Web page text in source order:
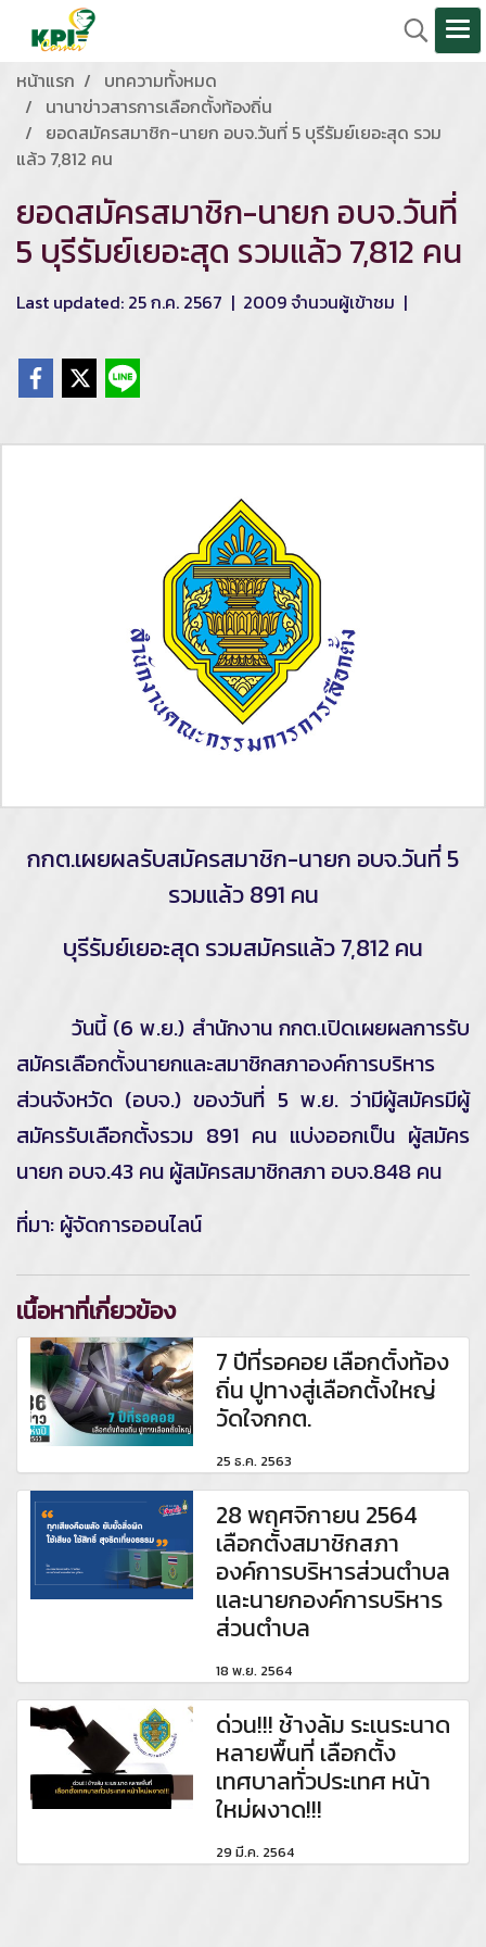
หน้าแรก
บทความทั้งหมด
นานาข่าวสารการเลือกตั้งท้องถิ่น
ยอดสมัครสมาชิก-นายก อบจ.วันที่ 5 บุรีรัมย์เยอะสุด รวม
แล้ว 7,812 คน
ยอดสมัครสมาชิก-นายก อบจ.วันที่
5 บุรีรัมย์เยอะสุด รวมแล้ว 7,812 คน
Last updated: 25 ก.ค. 2567 | 2009 จำนวนผู้เข้าชม |
กกต.เผยผลรับสมัครสมาชิก-นายก อบจ.วันที่ 5
รวมแล้ว 891 คน
บุรีรัมย์เยอะสุด รวมสมัครแล้ว 7,812 คน
วันนี้ (6 พ.ย.) สำนักงาน กกต.เปิดเผยผลการรับ
สมัครเลือกตั้งนายกและสมาชิกสภาองค์การบริหาร
ส่วนจังหวัด (อบจ.) ของวันที่ 5 พ.ย. ว่ามีผู้สมัครมีผู้
สมัครรับเลือกตั้งรวม 891 คน แบ่งออกเป็น ผู้สมัคร
นายก อบจ.43 คน ผู้สมัครสมาชิกสภา อบจ.848 คน
ที่มา: ผู้จัดการออนไลน์
เนื้อหาที่เกี่ยวข้อง
7 ปีที่รอคอย เลือกตั้งท้อง
ถิ่น ปูทางสู่เลือกตั้งใหญ่
วัดใจกกต.
25 ธ.ค. 2563
28 พฤศจิกายน 2564
เลือกตั้งสมาชิกสภา
องค์การบริหารส่วนตำบล
และนายกองค์การบริหาร
ส่วนตำบล
18 พ.ย. 2564
ด่วน!!! ช้างล้ม ระเนระนาด
หลายพื้นที่ เลือกตั้ง
เทศบาลทั่วประเทศ หน้า
ใหม่ผงาด!!!
29 มี.ค. 2564